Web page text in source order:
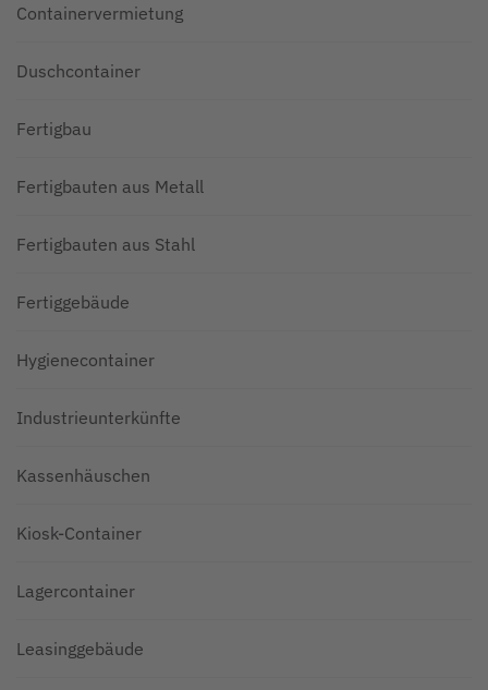
Containervermietung
Duschcontainer
Fertigbau
Fertigbauten aus Metall
Fertigbauten aus Stahl
Fertiggebäude
Hygienecontainer
Industrieunterkünfte
Kassenhäuschen
Kiosk-Container
Lagercontainer
Leasinggebäude